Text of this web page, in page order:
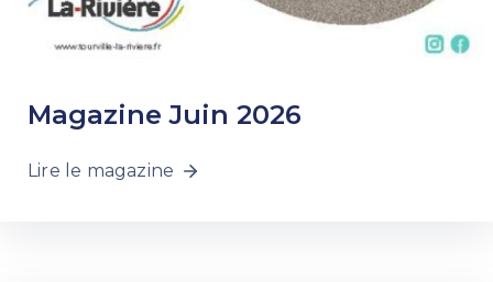
Magazine Juin 2026
Lire le magazine